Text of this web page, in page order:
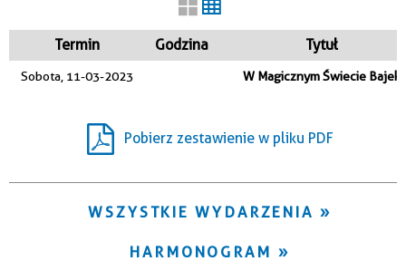
Trwające w zakresie
Termin Godzina Tytuł
Sobota, 11-03-2023 W Magicznym Świecie Bajek
Pobierz zestawienie w pliku PDF
WSZYSTKIE WYDARZENIA
HARMONOGRAM